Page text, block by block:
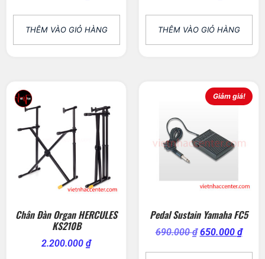
THÊM VÀO GIỎ HÀNG THÊM VÀO GIỎ HÀNG
Chân Đàn Organ HERCULES
KS210B
2.200.000 ₫
Giảm giá!
Pedal Sustain Yamaha FC5
690.000₫ 650.000 ₫